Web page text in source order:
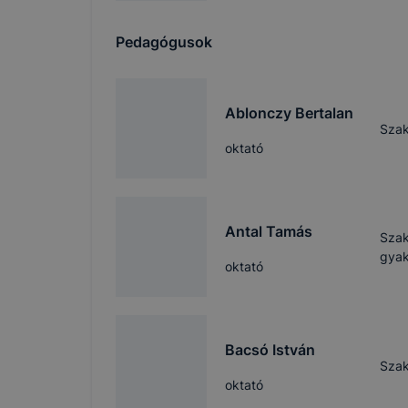
Pedagógusok
Ablonczy Bertalan
oktató
Antal Tamás
oktató
Bacsó István
oktató
használatát.
Az IKK
használ?